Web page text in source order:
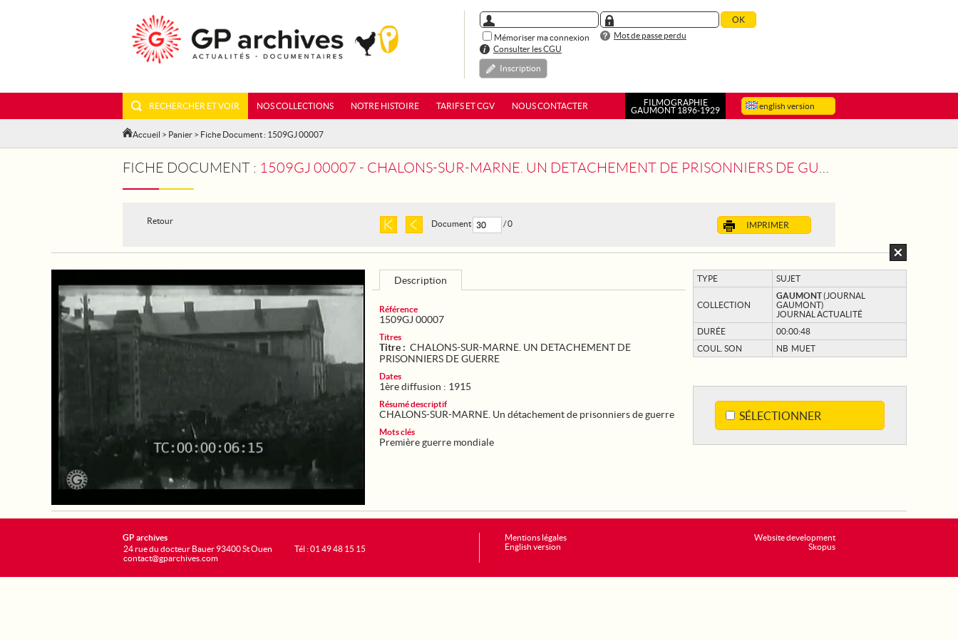
Mémoriser ma connexion
Mot de passe perdu
Consulter les CGU
Inscription
english version
RECHERCHER ET VOIR NOS COLLECTIONS NOTRE HISTOIRE TARIFS ET CGV NOUS CONTACTER
FILMOGRAPHIE
GAUMONT 1896-1929
Accueil > Panier > Fiche Document : 1509GJ 00007
FICHE DOCUMENT : 1509GJ 00007 - CHALONS-SUR-MARNE. UN DETACHEMENT DE PRISONNIERS DE GUERRE
Retour IMPRIMER
Document / 0
TYPE SUJET
COLLECTION
GAUMONT(JOURNAL
GAUMONT)
JOURNAL ACTUALITÉ
DURÉE
00:00:48
COUL. SON
NB MUET
SÉLECTIONNER
Description
Référence
1509GJ 00007
Titres
Titre : CHALONS-SUR-MARNE. UN DETACHEMENT DE
PRISONNIERS DE GUERRE
Dates
1ère diffusion : 1915
Résumé descriptif
CHALONS-SUR-MARNE. Un détachement de prisonniers de guerre
Mots clés
Première guerre mondiale
Website development
Skopus
GP archives
24 rue du docteur Bauer 93400 St Ouen
contact@gparchives.com
Tél : 01 49 48 15 15
Mentions légales
English version